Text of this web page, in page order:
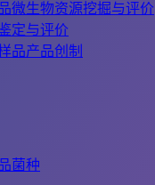
微生物资源挖掘与评价
定与评价
品产品创制
菌种